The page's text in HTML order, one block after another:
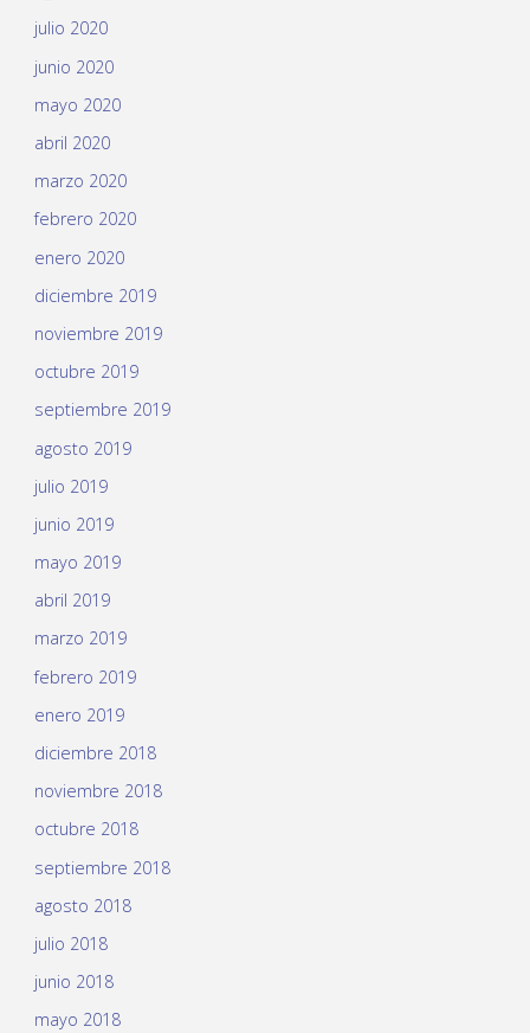
julio 2020
junio 2020
mayo 2020
abril 2020
marzo 2020
febrero 2020
enero 2020
diciembre 2019
noviembre 2019
octubre 2019
septiembre 2019
agosto 2019
julio 2019
junio 2019
mayo 2019
abril 2019
marzo 2019
febrero 2019
enero 2019
diciembre 2018
noviembre 2018
octubre 2018
septiembre 2018
agosto 2018
julio 2018
junio 2018
mayo 2018